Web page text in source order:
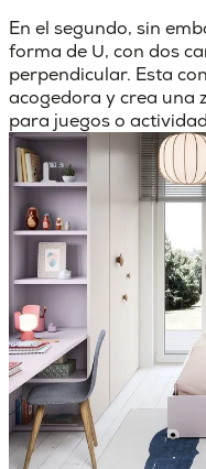
En el segundo, sin
forma de U, con dos
perpendicular. Esta
acogedora y crea una
para juegos o